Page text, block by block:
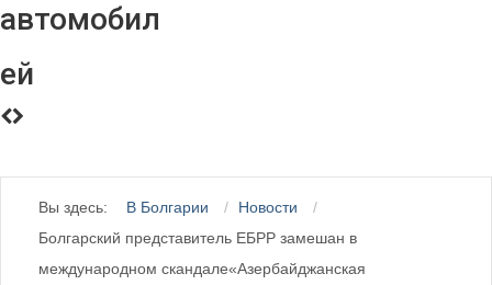
автомобил
ей
Вы здесь: В Болгарии
Новости
Болгарский представитель ЕБРР замешан в
международном скандале«Азербайджанская